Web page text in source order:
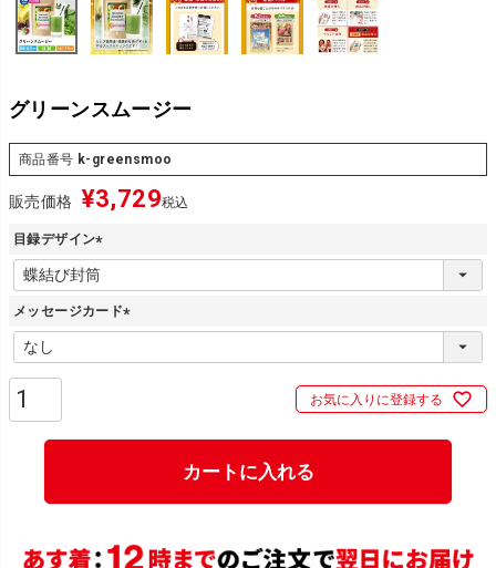
グリーンスムージー
商品番号 k-greensmoo
販売価格 ¥3,729税込
目録デザイン
(
必
須
)
メッセージカード
必
お気に入りに登録する
カートに入れる